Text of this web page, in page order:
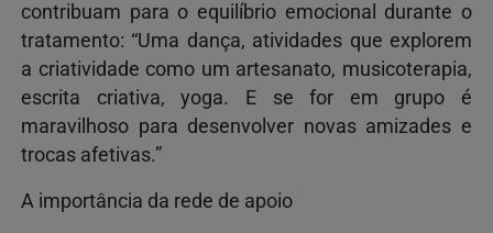
contribuam para o equilíbrio emocional durante o
tratamento: “Uma dança, atividades que explorem
a criatividade como um artesanato, musicoterapia,
escrita criativa, yoga. E se for em grupo é
maravilhoso para desenvolver novas amizades e
trocas afetivas.”
A importância da rede de apoio